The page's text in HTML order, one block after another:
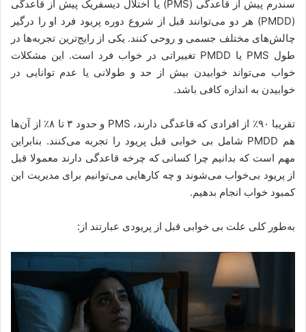
سندرم پیش از قاعدگی (PMS) یا اختلال دیسفریک پیش از قاعدگی
(PMDD) هر دو می‌توانند قبل از شروع دوره پریود فرد او را درگیر
چالش‌های مختلف جسمی و روحی کنند. یکی از رایج‌ترین تجربه‌ها در
طول PMS یا PMDD تغییراتی در خواب فرد است. این مشکلات
خواب می‌تواند خوابیدن بیش از حد و طولانی یا عدم توانایی در
خوابیدن به اندازه کافی باشد.
تقریبا ۹۰٪ از افرادی که قاعدگی دارند، PMS و حدود ۳ تا ۸٪ از آن‌ها
هم PMDD شامل بی خوابی قبل پریود را تجربه می‌کنند. بنابراین
مهم است که بدانیم چرا کسانی که چرخه قاعدگی دارند معمولا قبل
از پریود بی‌خواب می‌شوند و چه کارهایی می‌توانیم برای مدیریت این
کمبود خواب انجام بدهیم.
به‌‌طور کلی علت بی خوابی قبل از پریودی عبارتند از: